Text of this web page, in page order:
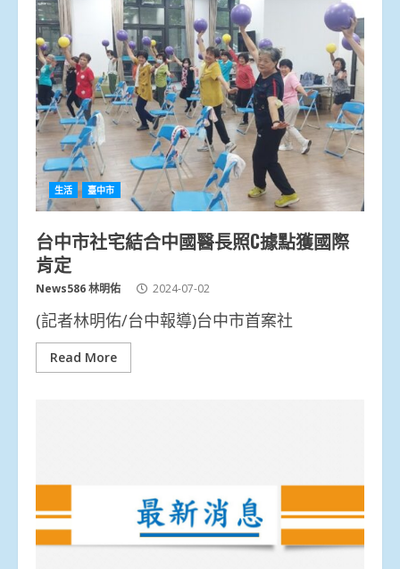
生活 臺中市
台中市社宅結合中國醫長照C據點獲國際
肯定
News586 林明佑 2024-07-02
(記者林明佑/台中報導)台中市首案社
Read More